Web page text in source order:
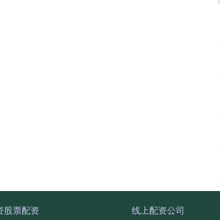
股票配资 线上配资公司